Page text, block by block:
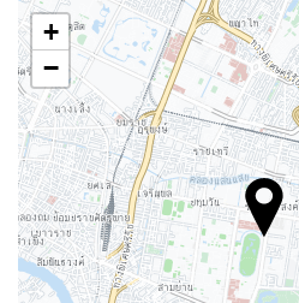
Зона для курения
Велнес
Бар у бассейна
Полотенца для бассейна/пляжа
Шезлонги/пляжные кресла
Соляриум
СПА-салон
+
−